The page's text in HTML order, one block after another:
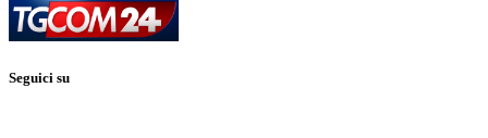
Seguici su